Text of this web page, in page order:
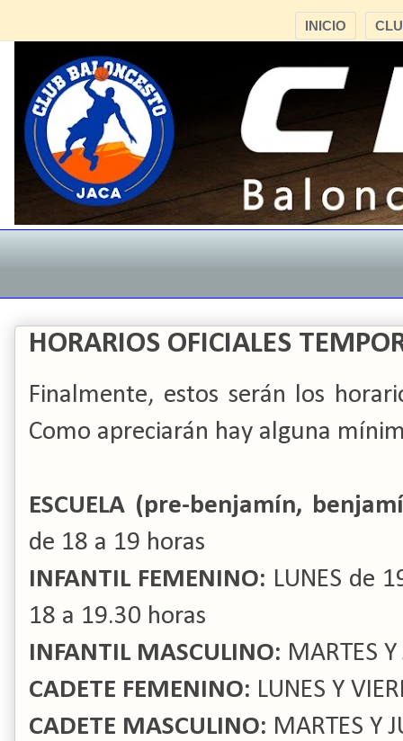
INICIO
HORARIOS OFICIALES
Finalmente, estos serán los
Como apreciarán hay alguna
ESCUELA (pre-benjamín,
de 18 a 19 horas
INFANTIL FEMENINO: LUNES de
18 a 19.30 horas
INFANTIL MASCULINO: MARTES
CADETE FEMENINO: LUNES Y
CADETE MASCULINO: MARTES Y